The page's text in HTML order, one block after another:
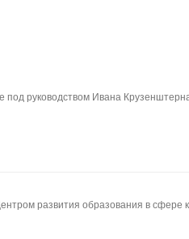
под руководством Ивана
развития образования в сфере